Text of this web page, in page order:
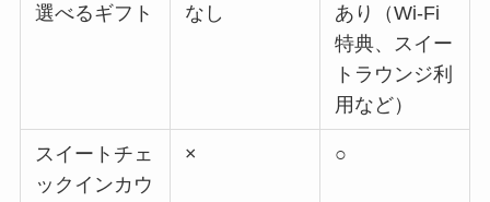
選べるギフト なし
あり（Wi-Fi
特典、スイー
トラウンジ利
用など）
スイートチェ
ックインカウ
× ○